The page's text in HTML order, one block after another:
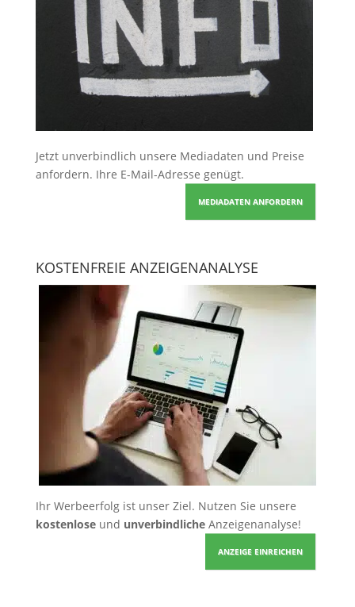
Jetzt unverbindlich unsere Mediadaten und Preise
anfordern. Ihre E-Mail-Adresse genügt.
MEDIADATEN ANFORDERN
KOSTENFREIE ANZEIGENANALYSE
Ihr Werbeerfolg ist unser Ziel. Nutzen Sie unsere
kostenloseund unverbindlicheAnzeigenanalyse!
ANZEIGE EINREICHEN